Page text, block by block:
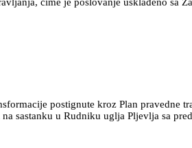
postignute kroz Plan pravedne
sastanku u Rudniku uglja Pljevlja sa